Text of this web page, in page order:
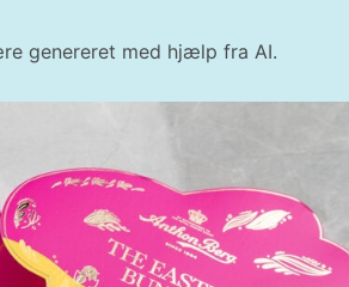
genereret med hjælp fra AI.